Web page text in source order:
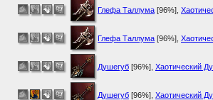
Глефа Таллума [96%]
Глефа Таллума [96%]
Душегуб [96%] Хаотический
Душегуб [96%] Хаотический